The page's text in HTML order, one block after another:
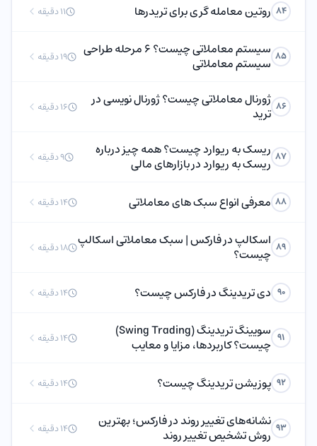
84 روتین معامله گری برای تریدرها 11 دقیقه
85 سیستم معاملاتی چیست؟ 6 مرحله طراحی
سیستم معاملاتی 19 دقیقه
86 ژورنال معاملاتی چیست؟ ژورنال نویسی در
ترید 16 دقیقه
87 ریسک به ریوارد چیست؟ همه چیز درباره
ریسک به ریوارد در بازارهای مالی 9 دقیقه
88 معرفی انواع سبک های معاملاتی 14 دقیقه
89 اسکالپ در فارکس | سبک معاملاتی اسکالپ
چیست؟ 18 دقیقه
90 دی تریدینگ در فارکس چیست؟ 14 دقیقه
91 سویینگ تریدینگ (Swing Trading)
چیست؟ کاربردها، مزایا و معایب 14 دقیقه
92 پوزیشن تریدینگ چیست؟ 14 دقیقه
93 نشانه‌های تغییر روند در فارکس؛ بهترین
روش تشخیص تغییر روند 14 دقیقه